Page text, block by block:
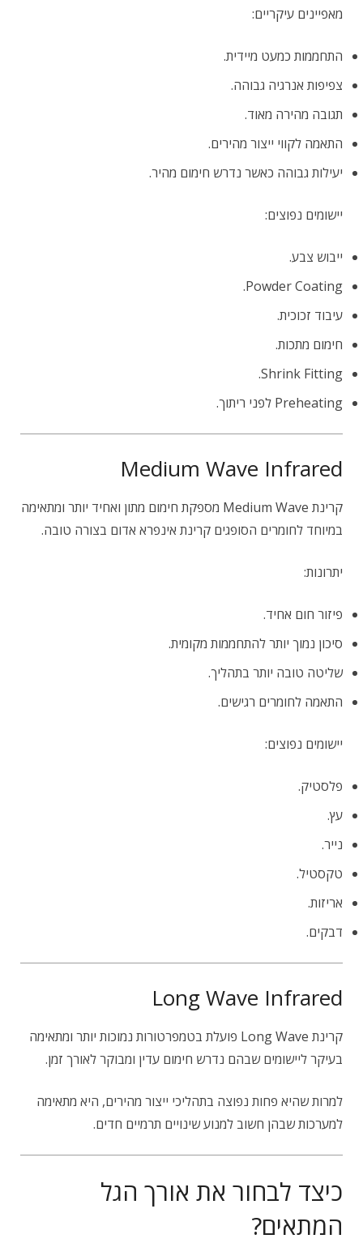
מאפיינים עיקריים:
התחממות כמעט מיידית.
צפיפות אנרגיה גבוהה.
תגובה מהירה מאוד.
התאמה לקווי ייצור מהירים.
יעילות גבוהה כאשר נדרש חימום מהיר.
יישומים נפוצים:
ייבוש צבע.
Powder Coating.
עיבוד זכוכית.
חימום מתכות.
Shrink Fitting.
Preheating לפני ריתוך.
Medium Wave Infrared
קרינת Medium Wave מספקת חימום מתון ואחיד יותר ומתאימה
במיוחד לחומרים הסופגים קרינת אינפרא אדום בצורה טובה.
יתרונות:
פיזור חום אחיד.
סיכון נמוך יותר להתחממות מקומית.
שליטה טובה יותר בתהליך.
התאמה לחומרים רגישים.
יישומים נפוצים:
פלסטיק.
עץ.
נייר.
טקסטיל.
אריזות.
דבקים.
Long Wave Infrared
קרינת Long Wave פועלת בטמפרטורות נמוכות יותר ומתאימה
בעיקר ליישומים שבהם נדרש חימום עדין ומבוקר לאורך זמן.
למרות שהיא פחות נפוצה בתהליכי ייצור מהירים, היא מתאימה
למערכות שבהן חשוב למנוע שינויים תרמיים חדים.
כיצד לבחור את אורך הגל
המתאים?